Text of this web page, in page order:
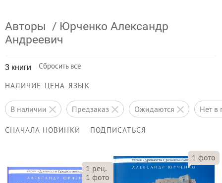
Авторы / Юрченко Александр
Андреевич
3 книги Сбросить все
НАЛИЧИЕ ЦЕНА ЯЗЫК
в наличии предзаказ ожидаются нет
СНАЧАЛА НОВИНКИ ПОДПИСАТЬСЯ
1 рец.
1 фото
1 фото